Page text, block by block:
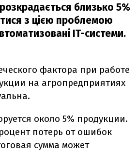
близько 5%
з цією проблемою
IT-системи.
фактора при работе
на агропредприятиях
около 5% продукции.
потерь от ошибок
сумма может